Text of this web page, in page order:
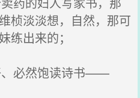
桢淡淡想，自然，那可
练出来的；
必然饱读诗书——